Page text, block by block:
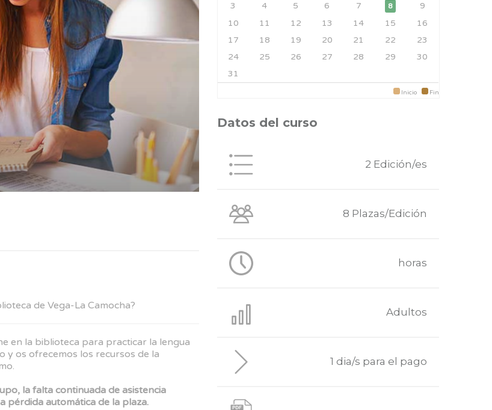
de Vega-La Camocha?
en la biblioteca para practicar la lengua
y os ofrecemos los recursos de la
la falta continuada de asistencia
pérdida automática de la plaza.
3
4 5 6 7 8
9
10
11 12 13 14 15
16
17
18 19 20 21 22
23
24
25 26 27 28 29
30
31
Inicio Fin
Datos del curso
2 Edición/es
8 Plazas/Edición
horas
Adultos
1 dia/s para el pago